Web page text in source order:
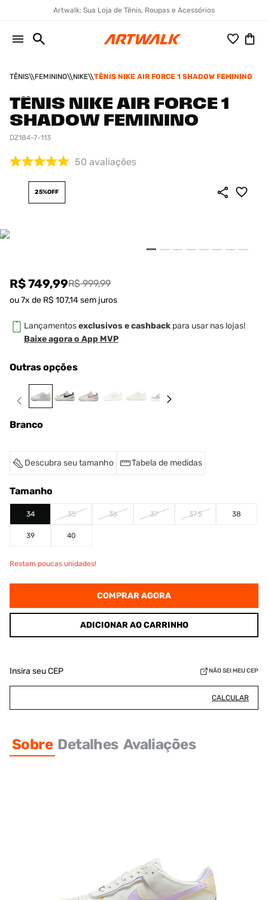
Artwalk: Sua Loja de Tênis, Roupas e Acessórios
TÊNIS FEMININO NIKE TÊNIS NIKE AIR FORCE 1 SHADOW FEMININO
TÊNIS NIKE AIR FORCE 1
SHADOW FEMININO
DZ184-7-113
50 avaliações
25%OFF
R$ 749,99R$ 999,99
ou7x de R$ 107,14sem juros
Lançamentosexclusivos e cashback para usar nas lojas!
Baixe agora o App MVP
Outras opções
Branco
Descubra seu tamanho Tabela de medidas
Tamanho
34 35 36 37 37.5 38
39 40
Restam poucas unidades!
COMPRAR AGORA
ADICIONAR AO CARRINHO
Insira seu CEP NÃO SEI MEU CEP
CALCULAR
Sobre Detalhes Avaliações